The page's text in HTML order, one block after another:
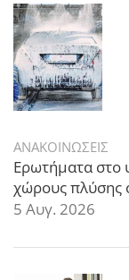
ΑΝΑΚΟΙΝΩΣΕΙΣ
Ερωτήματα στο
χώρους πλύσης
5 Αυγ. 2026